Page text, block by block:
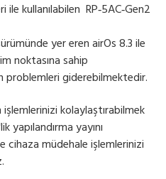
kullanılabilen RP‑5AC‑Gen2
yer eren airOs 8.3 ile
noktasına sahip
problemleri giderebilmektedir.
kolaylaştırabilmek
yapılandırma yayını
cihaza müdehale işlemlerinizi